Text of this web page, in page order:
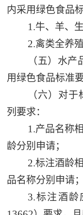
内采用绿色食品
1.牛、羊、
2.禽类全养
（五）水产
用绿色食品标准
（六）对于
列要求：
1.产品名称
龄分别申请；
2.标注酒龄
品名称分别申请；
3.标注酒龄